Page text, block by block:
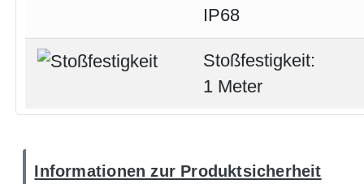
IP68
Stoßfestigkeit:
1 Meter
Informationen zur Produktsicherheit